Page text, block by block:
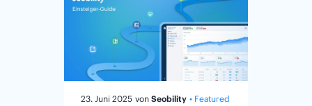
23. Juni 2025 von Seobility • Featured